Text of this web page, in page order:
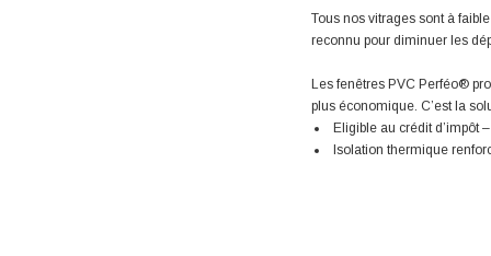
Tous nos vitrages sont à
reconnu pour diminuer les
Les fenêtres PVC Perféo®
plus économique. C’est la
Eligible au crédit d’impôt
Isolation thermique